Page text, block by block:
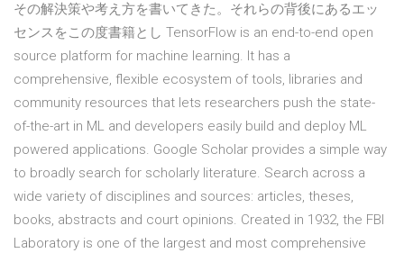
その解決策や考え方を書いてきた。それらの背後にあるエッ
センスをこの度書籍とし TensorFlow is an end-to-end open
source platform for machine learning. It has a
comprehensive, flexible ecosystem of tools, libraries and
community resources that lets researchers push the state-
of-the-art in ML and developers easily build and deploy ML
powered applications. Google Scholar provides a simple way
to broadly search for scholarly literature. Search across a
wide variety of disciplines and sources: articles, theses,
books, abstracts and court opinions. Created in 1932, the FBI
Laboratory is one of the largest and most comprehensive